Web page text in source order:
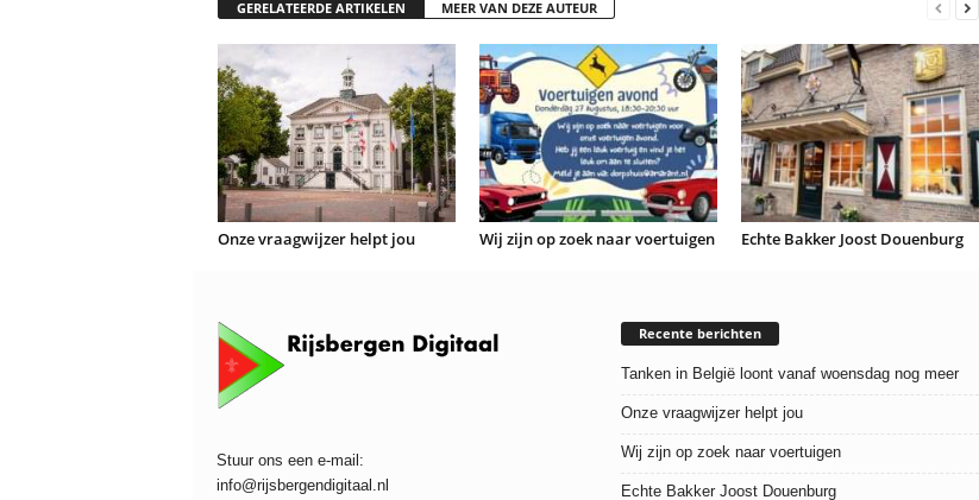
GERELATEERDE ARTIKELEN MEER VAN DEZE AUTEUR
Onze vraagwijzer helpt jou Wij zijn op zoek naar voertuigen Echte Bakker Joost Douenburg
Stuur ons een e-mail:
info@rijsbergendigitaal.nl
Recente berichten
Tanken in België loont vanaf woensdag nog meer
Onze vraagwijzer helpt jou
Wij zijn op zoek naar voertuigen
Echte Bakker Joost Douenburg